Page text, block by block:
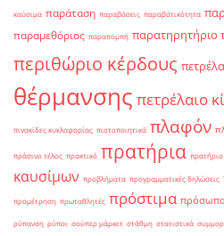
καύσιμα παράταση παραβάσεις παραβάτικότητα
παραμεθόριος παραπομπή παρατηρητήριο
περιθώριο κέρδους
θέρμανσης πετρέλαιο
πινακίδες κυκλοφορίας πιστοποιητικά πλαφόν
πράσινο τέλος πρακτικό πρατήρια πρατήριο
καυσίμων προβλήματα προγραμματικές δηλώσεις
προμέτρηση πρωταθλητές πρόστιμα
ρύπανση ρύποι σούπερ μάρκετ στάθμη στατιστικά